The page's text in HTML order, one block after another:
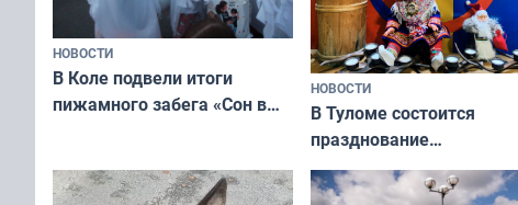
НОВОСТИ
В Коле подвели итоги
пижамного забега «Сон в
НОВОСТИ
В Туломе состоится
празднование
Международного дня
коренных народов мира